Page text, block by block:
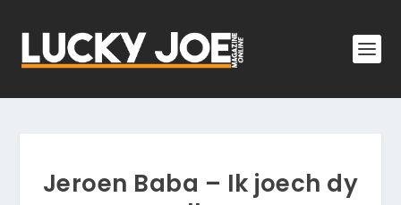
Jeroen Baba – Ik joech dy